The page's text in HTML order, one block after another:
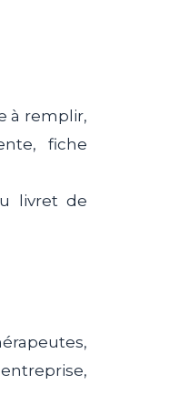
à remplir,
fiche
livret de